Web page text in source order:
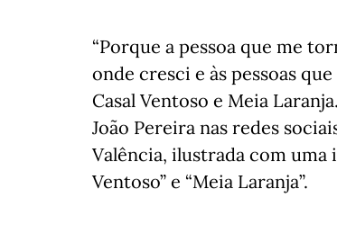
“Porque a pessoa que me
onde cresci e às pessoas
Casal Ventoso e Meia
João Pereira nas redes
Valência, ilustrada com uma
Ventoso” e “Meia Laranja”.